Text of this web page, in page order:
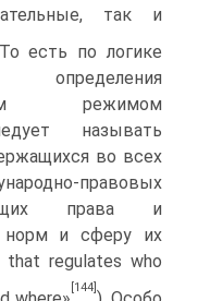
так и
есть по логике
режимом
называть
во всех
правовых
права и
норм и сферу их
that regulates who
[144]